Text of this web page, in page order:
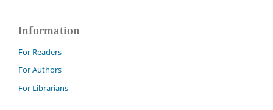
Information
For Readers
For Authors
For Librarians